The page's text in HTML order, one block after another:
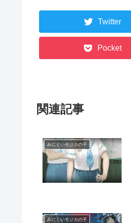
Twitter
Pocket
関連記事
みにくいモジカの子
みにくいモジカの子